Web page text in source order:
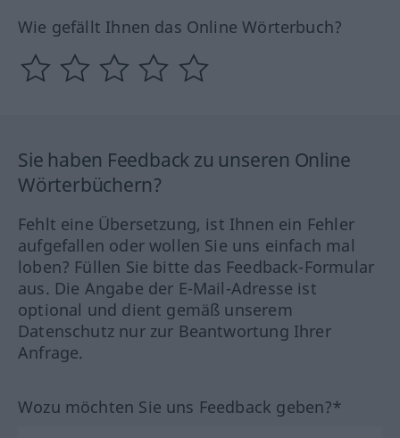
Wie gefällt Ihnen das Online Wörterbuch?
Sie haben Feedback zu unseren Online
Wörterbüchern?
Fehlt eine Übersetzung, ist Ihnen ein Fehler
aufgefallen oder wollen Sie uns einfach mal
loben? Füllen Sie bitte das Feedback-Formular
aus. Die Angabe der E-Mail-Adresse ist
optional und dient gemäß unserem
Datenschutz nur zur Beantwortung Ihrer
Anfrage.
Wozu möchten Sie uns Feedback geben?*